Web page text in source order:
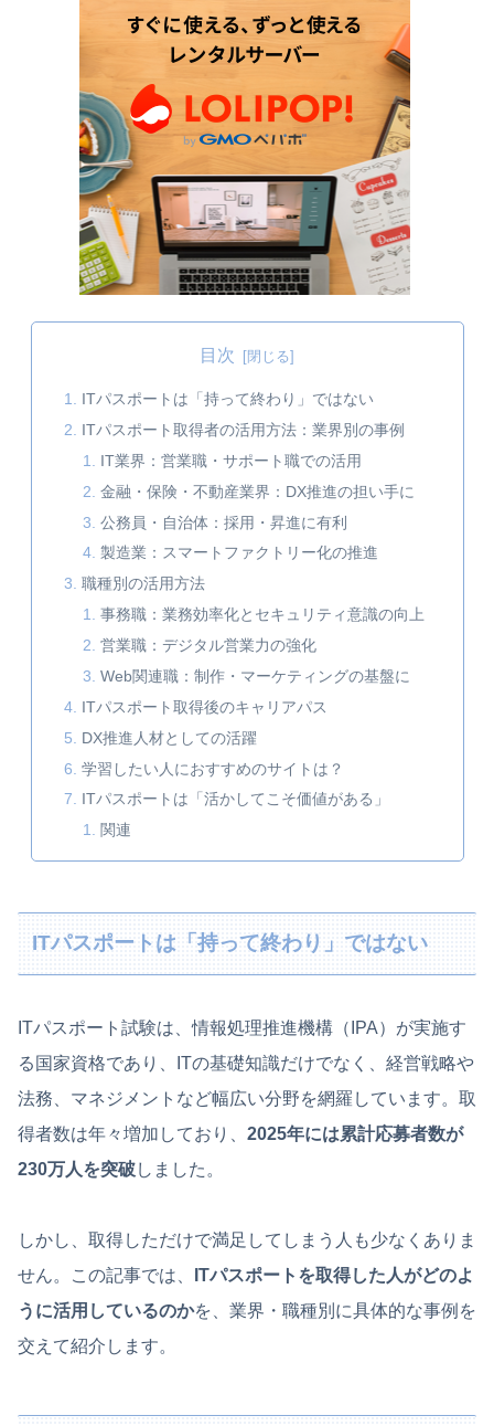
目次
ITパスポートは「持って終わり」ではない
ITパスポート取得者の活用方法：業界別の事例
IT業界：営業職・サポート職での活用
金融・保険・不動産業界：DX推進の担い手に
公務員・自治体：採用・昇進に有利
製造業：スマートファクトリー化の推進
職種別の活用方法
事務職：業務効率化とセキュリティ意識の向上
営業職：デジタル営業力の強化
Web関連職：制作・マーケティングの基盤に
ITパスポート取得後のキャリアパス
DX推進人材としての活躍
学習したい人におすすめのサイトは？
ITパスポートは「活かしてこそ価値がある」
関連
ITパスポートは「持って終わり」ではない
ITパスポート試験は、情報処理推進機構（IPA）が実施す
る国家資格であり、ITの基礎知識だけでなく、経営戦略や
法務、マネジメントなど幅広い分野を網羅しています。取
得者数は年々増加しており、 2025年には累計応募者数が
230万人を突破しました。
しかし、取得しただけで満足してしまう人も少なくありま
せん。この記事では、
ITパスポートを取得した人がどのよ
うに活用しているのかを、業界・職種別に具体的な事例を
交えて紹介します。